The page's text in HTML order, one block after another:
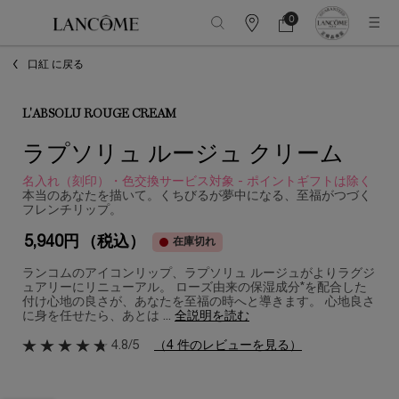
カ
カ
ー
0
0 カート内の製品
口紅 に戻る
L'ABSOLU ROUGE CREAM
ラプソリュ ルージュ クリーム
名入れ（刻印）・色交換サービス対象 - ポイントギフトは除く
本当のあなたを描いて。くちびるが夢中になる、至福がつづく
フレンチリップ。
5,940円 （税込） 在庫切れ
ランコムのアイコンリップ、ラプソリュ ルージュがよりラグジ
ュアリーにリニューアル。 ローズ由来の保湿成分*を配合した
付け心地の良さが、あなたを至福の時へと導きます。 心地良さ
に身を任せたら、あとは ... 全説明を読む
4.8/5 （4 件のレビューを見る）